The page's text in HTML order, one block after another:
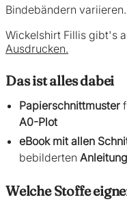
Bindebändern variieren.
Wickelshirt Fillis gibt's
Ausdrucken.
Das ist alles dabei
Papierschnittmuster
A0-Plot
eBook mit allen
bebilderten Anleitung
Welche Stoffe